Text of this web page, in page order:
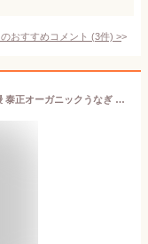
おすすめコメント (3件) >
【ふるさと納税】うなぎ 高評価 4.6以上 鰻 泰正オーガニックうなぎ 長蒲焼 特大 選べる 内容量 | ふるさと納税 うなぎ 高級 ウナギ 鰻 丑の日 国産 蒲焼 蒲焼き たれ オーガニック 有機 うな丼 鰻丼 鹿児島 大隅 大崎町 ふるさと 人気 送料無料